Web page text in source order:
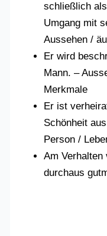
schließlich
Umgang mit
Aussehen /
Er wird
Mann. –
Merkmale
Er ist
Schönheit
Person /
Am
durchaus